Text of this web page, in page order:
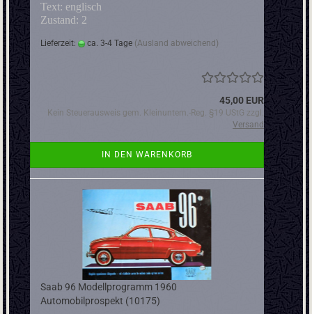
Text: englisch
Zustand: 2
Lieferzeit: ca. 3-4 Tage (Ausland abweichend)
45,00 EUR
Kein Steuerausweis gem. Kleinuntern.-Reg. §19 UStG zzgl.
Versand
IN DEN WARENKORB
Saab 96 Modellprogramm 1960
Automobilprospekt (10175)